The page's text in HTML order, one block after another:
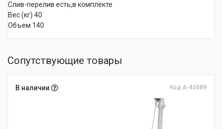
Слив-перелив есть,в комплекте
Вес (кг) 40
Объем 140
Сопутствующие товары
В наличии Код А-40089